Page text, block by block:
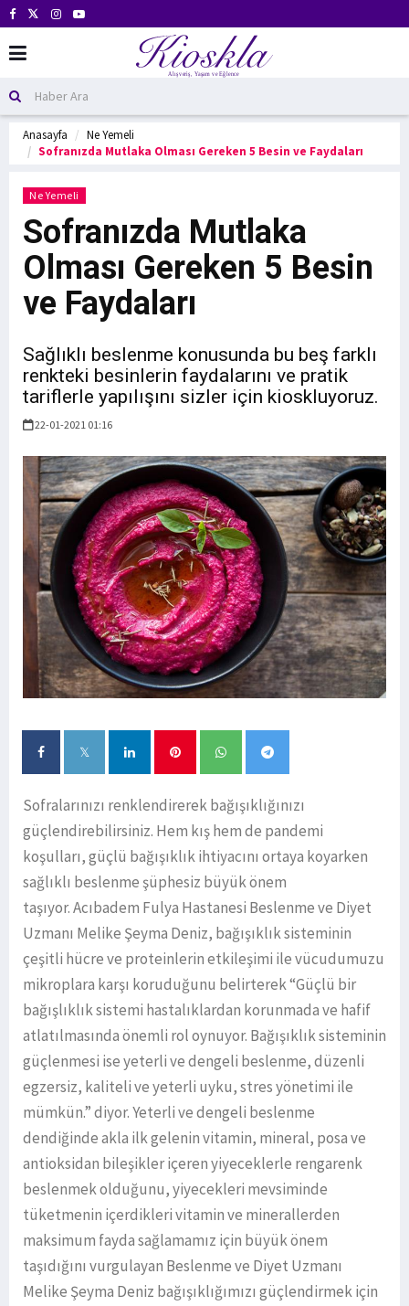
Anasayfa
Ne Yemeli
Sofranızda Mutlaka Olması Gereken 5 Besin ve Faydaları
Ne Yemeli
Sofranızda Mutlaka
Olması Gereken 5 Besin
ve Faydaları
Sağlıklı beslenme konusunda bu beş farklı
renkteki besinlerin faydalarını ve pratik
tariflerle yapılışını sizler için kioskluyoruz.
22-01-2021 01:16
Sofralarınızı renklendirerek bağışıklığınızı
güçlendirebilirsiniz. Hem kış hem de pandemi
koşulları, güçlü bağışıklık ihtiyacını ortaya koyarken
sağlıklı beslenme şüphesiz büyük önem
taşıyor. Acıbadem Fulya Hastanesi Beslenme ve Diyet
Uzmanı Melike Şeyma Deniz, bağışıklık sisteminin
çeşitli hücre ve proteinlerin etkileşimi ile vücudumuzu
mikroplara karşı koruduğunu belirterek “Güçlü bir
bağışlıklık sistemi hastalıklardan korunmada ve hafif
atlatılmasında önemli rol oynuyor. Bağışıklık sisteminin
güçlenmesi ise yeterli ve dengeli beslenme, düzenli
egzersiz, kaliteli ve yeterli uyku, stres yönetimi ile
mümkün.” diyor. Yeterli ve dengeli beslenme
dendiğinde akla ilk gelenin vitamin, mineral, posa ve
antioksidan bileşikler içeren yiyeceklerle rengarenk
beslenmek olduğunu, yiyecekleri mevsiminde
tüketmenin içerdikleri vitamin ve minerallerden
maksimum fayda sağlamamız için büyük önem
taşıdığını vurgulayan Beslenme ve Diyet Uzmanı
Melike Şeyma Deniz bağışıklığımızı güçlendirmek için